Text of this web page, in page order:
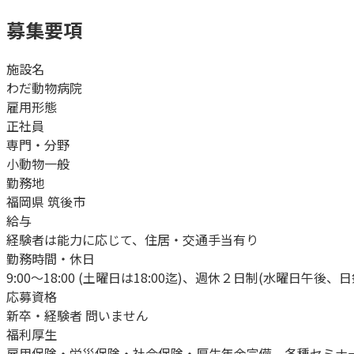
募集要項
施設名
わだ動物病院
雇用形態
正社員
専門・分野
小動物一般
勤務地
福岡県 筑後市
給与
経験者は能力に応じて、住居・交通手当有り
勤務時間・休日
9:00〜18:00 (土曜日は18:00迄)、週休２日制(水曜日午後、
応募資格
新卒・経験者 問いません
福利厚生